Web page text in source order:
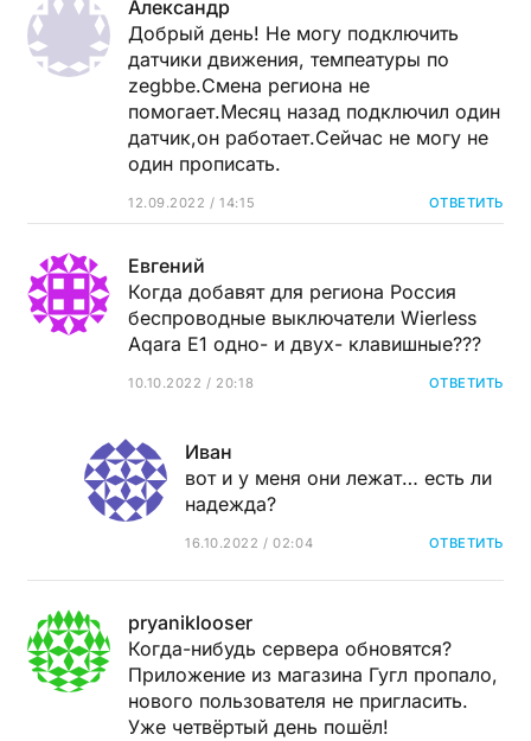
Александр
Добрый день! Не могу подключить
датчики движения, темпеатуры по
zegbbe.Смена региона не
помогает.Месяц назад подключил один
датчик,он работает.Сейчас не могу не
один прописать.
12.09.2022 / 14:15 ОТВЕТИТЬ
Евгений
Когда добавят для региона Россия
беспроводные выключатели Wierless
Aqara E1 одно- и двух- клавишные???
10.10.2022 / 20:18 ОТВЕТИТЬ
Иван
вот и у меня они лежат… есть ли
надежда?
16.10.2022 / 02:04 ОТВЕТИТЬ
pryaniklooser
Когда-нибудь сервера обновятся?
Приложение из магазина Гугл пропало,
нового пользователя не пригласить.
Уже четвёртый день пошёл!